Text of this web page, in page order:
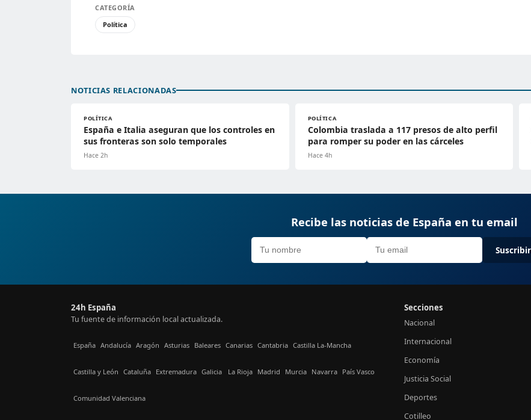
CATEGORÍA
Política
NOTICIAS RELACIONADAS
POLÍTICA
España e Italia aseguran que los controles en
sus fronteras son solo temporales
Hace 2h
POLÍTICA
Colombia traslada a 117 presos de alto perfil
para romper su poder en las cárceles
Hace 4h
Recibe las noticias de España en tu email
24h España
Tu fuente de información local actualizada.
España Andalucía Aragón Asturias Baleares Canarias Cantabria Castilla La-Mancha
Castilla y León Cataluña Extremadura Galicia La Rioja Madrid Murcia Navarra País Vasco
Comunidad Valenciana
Secciones
Nacional
Internacional
Economía
Justicia Social
Deportes
Cotilleo